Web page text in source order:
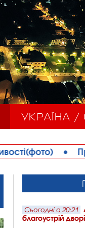
УКРАЇНА /
Продається
Сьогодні о 20:21
благоустрій